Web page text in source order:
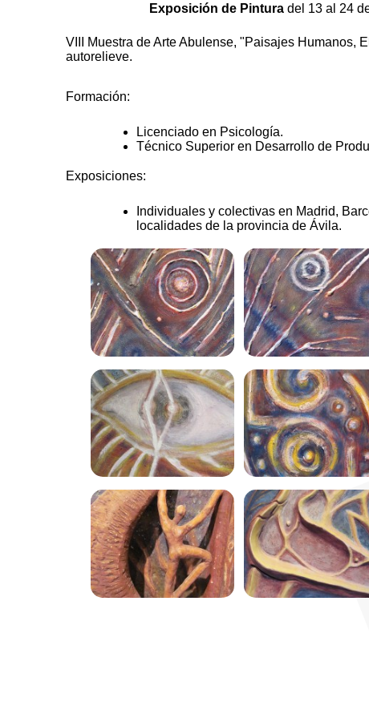
Exposición de Pintura del 13 al 24
VIII Muestra de Arte Abulense, "Paisajes Humanos,
autorelieve.
Formación:
Licenciado en Psicología.
Técnico Superior en Desarrollo de
Exposiciones:
Individuales y colectivas en Madrid,
localidades de la provincia de Ávila.